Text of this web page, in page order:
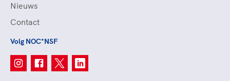
Nieuws
Contact
Volg NOC*NSF